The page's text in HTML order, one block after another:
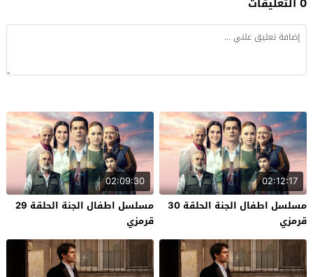
02:12:17
مسلسل اطفال الجنة الحلقة 30
قرمزي
02:09:30
مسلسل اطفال الجنة الحلقة 29
قرمزي